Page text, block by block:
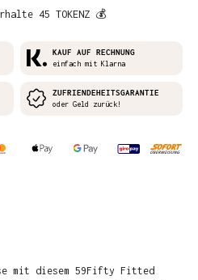
45 TOKENZ 💰
KAUF AUF RECHNUNG
einfach mit Klarna
ZUFRIENDEHEITSGARANTIE
oder Geld zurück!
mit diesem 59Fifty Fitted